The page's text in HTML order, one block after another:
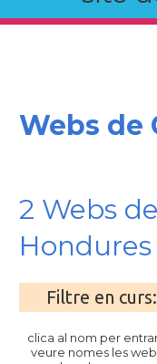
Webs de
2 Webs
Hondures
Filtre en
clica al nom per
veure nomes les